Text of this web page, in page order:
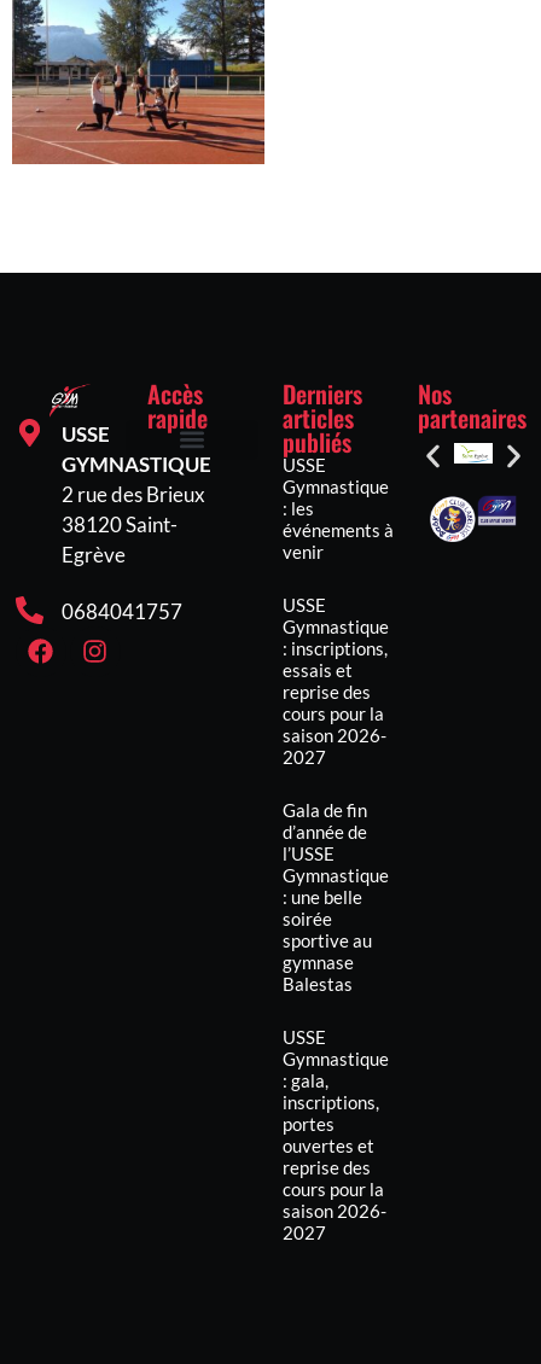
USSE
GYMNASTIQUE
2 rue des Brieux
38120 Saint-
Egrève
0684041757
Accès
rapide
Derniers
articles
publiés
USSE
Gymnastique
: les
événements à
venir
USSE
Gymnastique
: inscriptions,
essais et
reprise des
cours pour la
saison 2026-
2027
Gala de fin
d’année de
l’USSE
Gymnastique
: une belle
soirée
sportive au
gymnase
Balestas
USSE
Gymnastique
: gala,
inscriptions,
portes
ouvertes et
reprise des
cours pour la
saison 2026-
2027
Nos
partenaires